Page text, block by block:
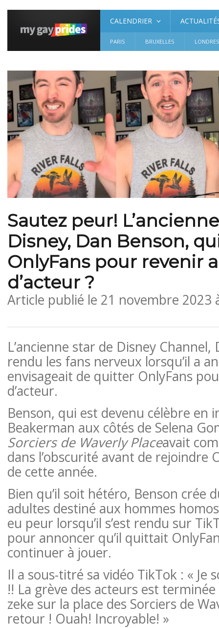
CALENDRIER
PARIS BRUXELLES LONDRES
Sautez peur!
Disney, Dan Benson,
OnlyFans pour revenir
d’acteur ?
Article publié le 21 novembre 2023
L’ancienne star de Disney Channel,
rendu les fans nerveux lorsqu’il a
envisageait de quitter OnlyFans
d’acteur.
Benson, qui est devenu célèbre en
Beakerman aux côtés de Selena
Sorciers de Waverly Placeavait
dans l’obscurité avant de rejoindre
de cette année.
Bien qu’il soit hétéro, Benson crée
adultes destiné aux hommes
eu peur lorsqu’il s’est rendu sur
pour annoncer qu’il quittait
continuer à jouer.
Il a sous-titré sa vidéo TikTok : « Je
!! La grève des acteurs est
zeke sur la place des Sorciers de
retour ! Ouah! Incroyable! »